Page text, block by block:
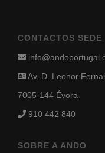
CONTACTOS SEDE
Av. D. Leonor
7005-144 Évora
910 442 840
SOBRE A ANDO